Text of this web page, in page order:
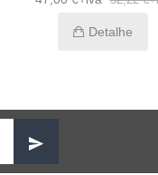
Detalhe